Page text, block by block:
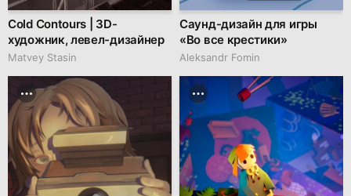
Cold Contours | 3D-
художник, левел-дизайнер
Matvey Stasin
Саунд-дизайн для игры
«Во все крестики»
Aleksandr Fomin